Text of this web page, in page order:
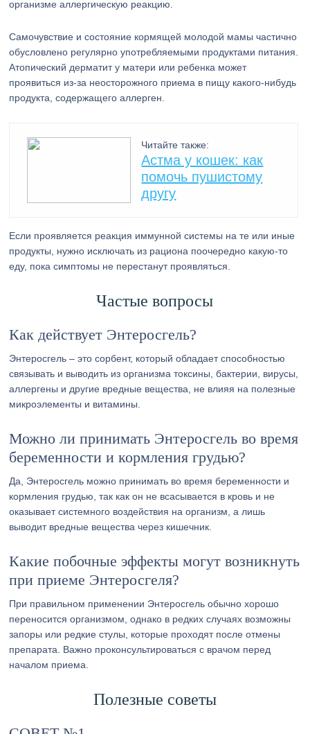
организме аллергическую реакцию.
Самочувствие и состояние кормящей молодой мамы частично
обусловлено регулярно употребляемыми продуктами питания.
Атопический дерматит у матери или ребенка может
проявиться из-за неосторожного приема в пищу какого-нибудь
продукта, содержащего аллерген.
Читайте также:
Астма у кошек: как
помочь пушистому
другу
Если проявляется реакция иммунной системы на те или иные
продукты, нужно исключать из рациона поочередно какую-то
еду, пока симптомы не перестанут проявляться.
Частые вопросы
Как действует Энтеросгель?
Энтеросгель – это сорбент, который обладает способностью
связывать и выводить из организма токсины, бактерии, вирусы,
аллергены и другие вредные вещества, не влияя на полезные
микроэлементы и витамины.
Можно ли принимать Энтеросгель во время
беременности и кормления грудью?
Да, Энтеросгель можно принимать во время беременности и
кормления грудью, так как он не всасывается в кровь и не
оказывает системного воздействия на организм, а лишь
выводит вредные вещества через кишечник.
Какие побочные эффекты могут возникнуть
при приеме Энтеросгеля?
При правильном применении Энтеросгель обычно хорошо
переносится организмом, однако в редких случаях возможны
запоры или редкие стулы, которые проходят после отмены
препарата. Важно проконсультироваться с врачом перед
началом приема.
Полезные советы